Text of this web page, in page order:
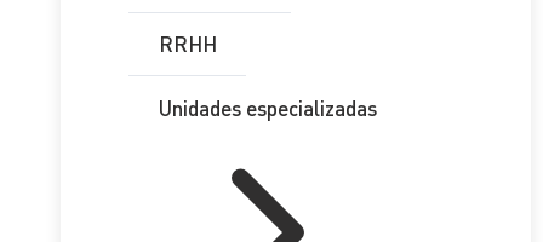
RRHH
Unidades especializadas